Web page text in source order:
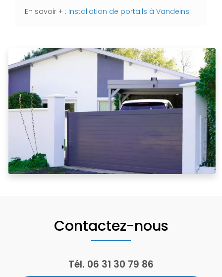
En savoir + : Installation de portails à Vandeins
Contactez-nous
Tél. 06 31 30 79 86